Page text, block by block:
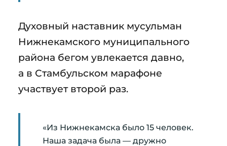
Духовный наставник мусульман
Нижнекамского муниципального
района бегом увлекается давно,
а в Стамбульском марафоне
участвует второй раз.
«Из Нижнекамска было 15 человек.
Наша задача была — дружно